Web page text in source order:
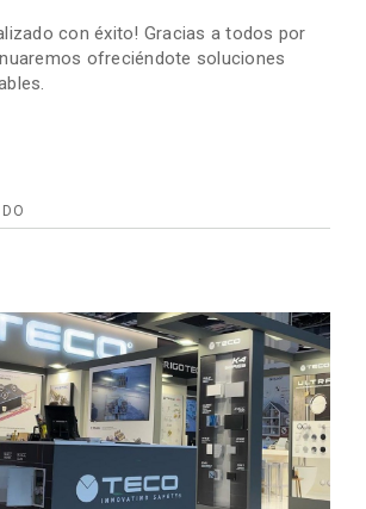
con éxito! Gracias a todos por
ofreciéndote soluciones